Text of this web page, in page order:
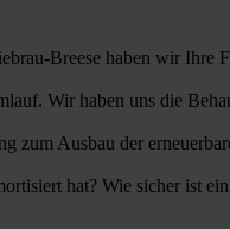
Breese haben wir
Wir haben uns die
zum Ausbau der
hat? Wie sicher ist